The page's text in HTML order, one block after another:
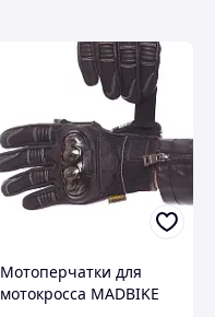
Мотоперчатки для
мотокросса MADBIKE